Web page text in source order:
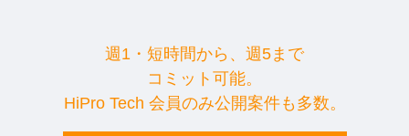
週1・短時間から、週5まで
コミット可能。
HiPro Tech 会員のみ公開案件も多数。